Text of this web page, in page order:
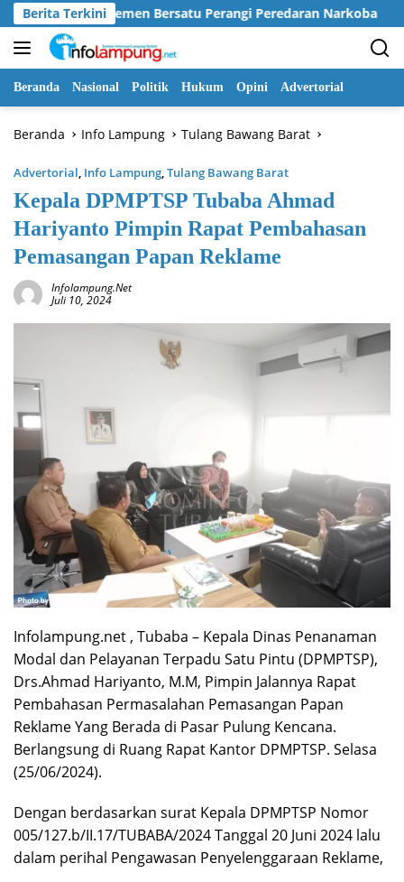
Langsung
ke
konten
Berita Terkini
Elemen Bersatu Perangi Peredaran Narkoba
Beranda Nasional Politik Hukum Opini Advertorial
Beranda Info Lampung Tulang Bawang Barat
Advertorial, Info Lampung,Tulang Bawang Barat
Kepala DPMPTSP Tubaba Ahmad
Hariyanto Pimpin Rapat Pembahasan
Pemasangan Papan Reklame
Infolampung.net
Juli 10, 2024
Infolampung.net , Tubaba – Kepala Dinas Penanaman
Modal dan Pelayanan Terpadu Satu Pintu (DPMPTSP),
Drs.Ahmad Hariyanto, M.M, Pimpin Jalannya Rapat
Pembahasan Permasalahan Pemasangan Papan
Reklame Yang Berada di Pasar Pulung Kencana.
Berlangsung di Ruang Rapat Kantor DPMPTSP. Selasa
(25/06/2024).
Dengan berdasarkan surat Kepala DPMPTSP Nomor
005/127.b/II.17/TUBABA/2024 Tanggal 20 Juni 2024 lalu
dalam perihal Pengawasan Penyelenggaraan Reklame,